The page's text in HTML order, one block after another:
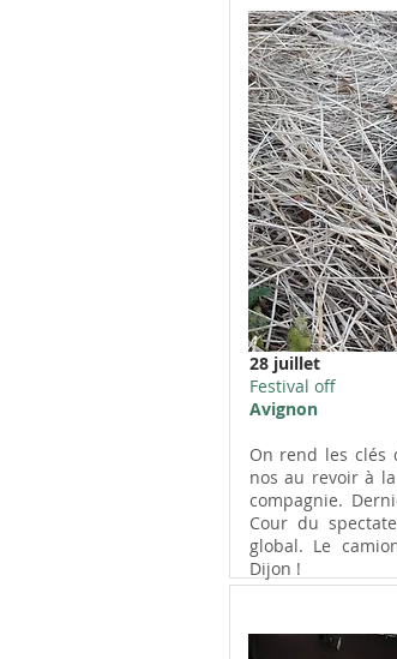
28 juillet
Festival off
Avignon
On rend les clés
nos au revoir à
compagnie.
Cour du
global. Le
Dijon !